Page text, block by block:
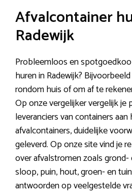
Afvalcontainer
Radewijk
Probleemloos en
huren in Radewijk?
rondom huis of om af te
Op onze vergelijker vergelijk je
leveranciers van containers
afvalcontainers, duidelijke
geleverd. Op onze site vind je
over afvalstromen zoals
sloop, puin, hout, groen- en
antwoorden op veelgestelde